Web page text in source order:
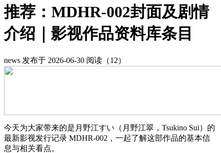
推荐：MDHR-002封面及剧情
介绍｜影视作品资料库条目
news 发布于 2026-06-30 阅读（12）
今天为大家带来的是月野江すい（月野江翠，Tsukino Sui）的
最新影视发行记录 MDHR-002，一起了解这部作品的基本信
息与相关看点。